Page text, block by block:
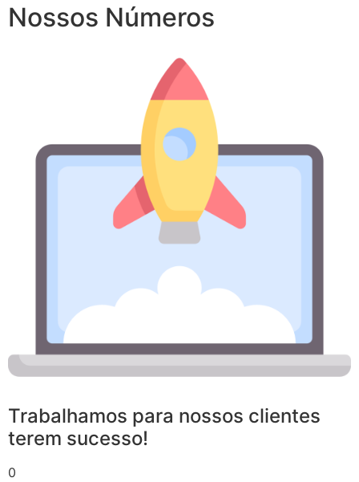
Nossos Números
Trabalhamos para nossos clientes
terem sucesso!
0